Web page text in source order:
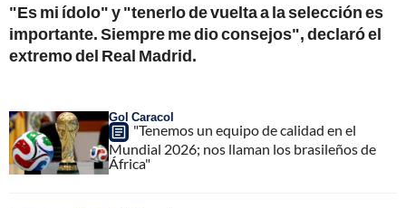
"Es mi ídolo" y "tenerlo de vuelta a la selección es
importante. Siempre me dio consejos", declaró el
extremo del Real Madrid.
Gol Caracol
"Tenemos un equipo de calidad en el
Mundial 2026; nos llaman los brasileños de
África"